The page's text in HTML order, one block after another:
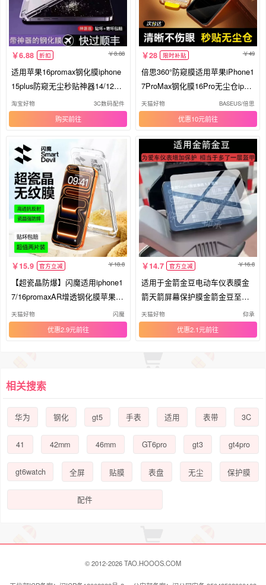
6.88 折扣 8.88
适用苹果16promax钢化膜iphone
15plus防窥无尘秒贴神器14/12高
清13防摔11全屏覆盖xsmax手机
贴膜xr听筒防指纹
淘宝好物 3C数码配件
购买
28 限时补贴 49
倍思360°防窥膜适用苹果iPhone1
7ProMax钢化膜16Pro无尘仓ip15
手机贴膜AR抗反射无色防偷窥屏
幕14防摔保护13
天猫好物 BASEUS/倍思
优惠10元
15.9 官方立减 18.8
【超瓷晶防爆】闪魔适用iphone1
7/16promaxAR增透钢化膜苹果16
手机膜15Pro新款14贴膜神器13
高清12全屏11保护
天猫好物 闪魔
优惠2.9元
14.7 官方立减 16.8
适用于金箭金豆电动车仪表膜金
箭天箭屏幕保护膜金箭金豆至尊
版液晶贴膜金豆2026表盘非钢化
膜金豆plus配件
天猫好物 仰承
优惠2.1元
相关搜索
华为 钢化 gt5 手表 适用 表带 3C
41 42mm 46mm GT6pro gt3 gt4pro
gt6watch 全屏 贴膜 表盘 无尘 保护膜
配件
© 2012-2026 TAO.HOOOS.COM